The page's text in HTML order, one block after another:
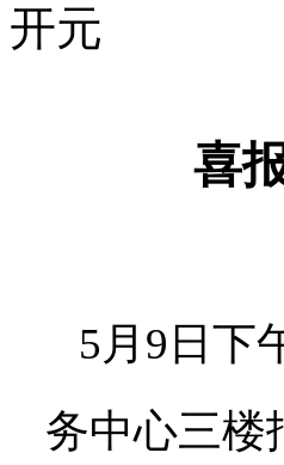
开元
喜
5月9日下
务中心三楼